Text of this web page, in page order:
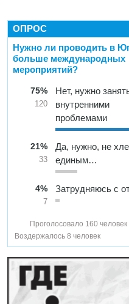
ОПРОС
Нужно ли проводить в
больше международных
мероприятий?
75%
120
Нет, нужно
внутренними
проблемами
21%
33
Да, нужно, не
единым…
4%
7
Затрудняюсь с
Проголосовало 160 человек
Воздержалось 8 человек